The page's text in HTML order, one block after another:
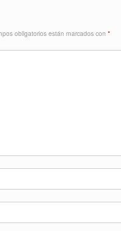
obligatorios están marcados con *